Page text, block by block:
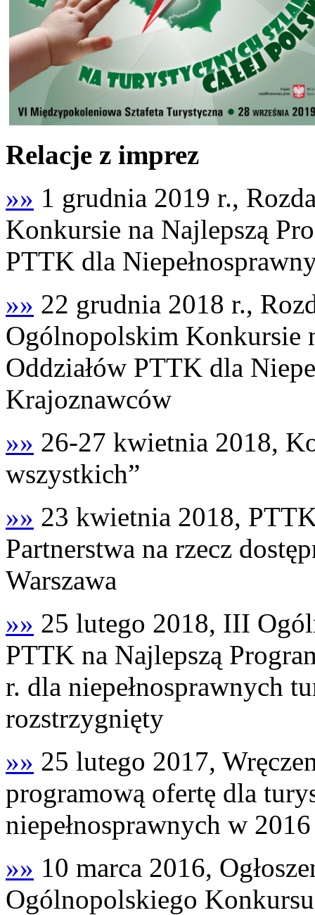
Relacje z imprez
»» 1 grudnia 2019 r.,
Konkursie na Najlepszą
PTTK dla
»» 22 grudnia 2018 r.,
Ogólnopolskim Konkursie
Oddziałów PTTK dla
Krajoznawców
»» 26-27 kwietnia 2018,
wszystkich”
»» 23 kwietnia 2018,
Partnerstwa na rzecz
Warszawa
»» 25 lutego 2018, III
PTTK na Najlepszą
r. dla niepełnosprawnych
rozstrzygnięty
»» 25 lutego 2017,
programową ofertę dla
niepełnosprawnych w
»» 10 marca 2016,
Ogólnopolskiego